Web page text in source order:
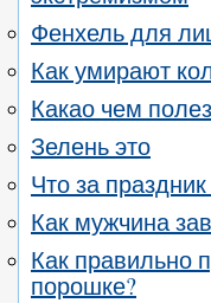
Фенхель для
Как умирают
Какао чем
Зелень это
Что за
Как мужчина
Как правильно
порошке?